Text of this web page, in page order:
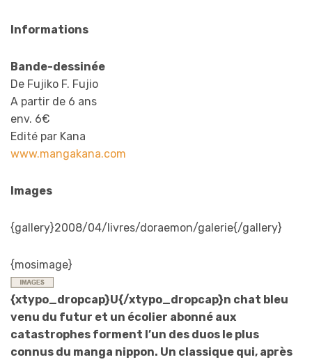
Informations
Bande-dessinée
De Fujiko F. Fujio
A partir de 6 ans
env. 6€
Edité par Kana
www.mangakana.com
Images
{gallery}2008/04/livres/doraemon/galerie{/gallery}
{mosimage}
{xtypo_dropcap}U{/xtypo_dropcap}n chat bleu
venu du futur et un écolier abonné aux
catastrophes forment l’un des duos le plus
connus du manga nippon. Un classique qui, après